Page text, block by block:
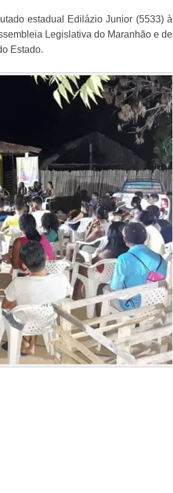
estadual Edilázio Junior (5533) à
Legislativa do Maranhão e de
Estado.